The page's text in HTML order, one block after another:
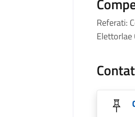
Referati:
Elettorlae